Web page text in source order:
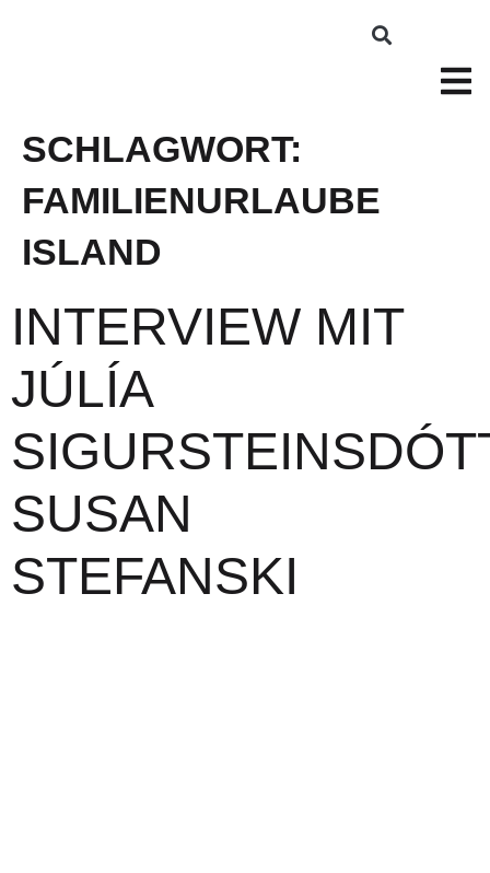
SCHLAGWORT:
FAMILIENURLAUBE
ISLAND
INTERVIEW MIT
JÚLÍA
SUSAN
STEFANSKI